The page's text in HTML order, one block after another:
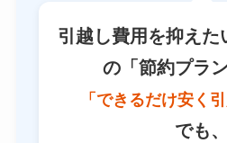
引越し費用を抑えた
の「節約プラ
「できるだけ安く
でも、